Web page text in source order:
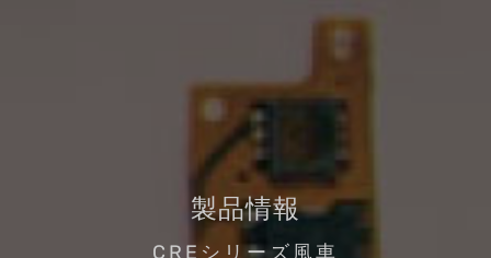
製品情報
CREシリーズ風車